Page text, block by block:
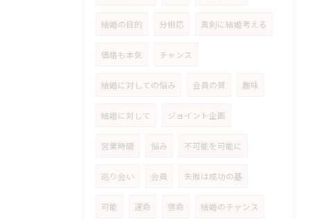
結婚の目的 分相応 真剣に結婚考える
価格も本気 チャンス
結婚に対しての悩み 会員の質 趣味
結婚に対して ジョイント企画
営業時間 悩み 不可能を可能に
巡り会い 会員 失敗は成功の基
可能 運命 宿命 結婚のチャンス